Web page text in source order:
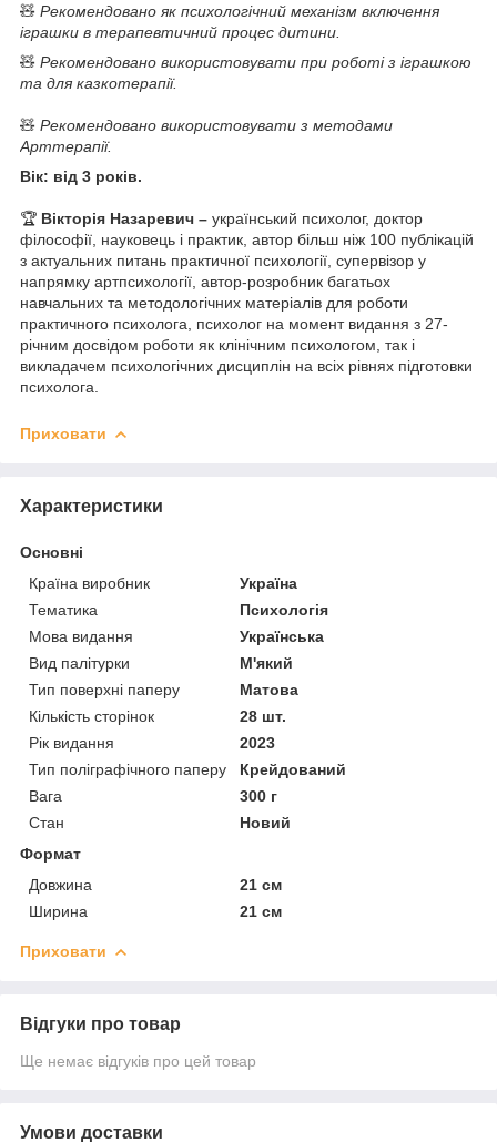
🧸 Рекомендовано як психологічний механізм включення
іграшки в терапевтичний процес дитини.
🧸 Рекомендовано використовувати при роботі з іграшкою
та для казкотерапії.
🧸 Рекомендовано використовувати з методами
Арттерапії.
Вік: від 3 років.
🏆 Вікторія Назаревич – український психолог, доктор
філософії, науковець і практик, автор більш ніж 100 публікацій
з актуальних питань практичної психології, супервізор у
напрямку артпсихології, автор-розробник багатьох
навчальних та методологічних матеріалів для роботи
практичного психолога, психолог на момент видання з 27-
річним досвідом роботи як клінічним психологом, так і
викладачем психологічних дисциплін на всіх рівнях підготовки
психолога.
Приховати
Характеристики
Основні
Країна виробник
Україна
Тематика
Психологія
Мова видання
Українська
Вид палітурки
М'який
Тип поверхні паперу
Матова
Кількість сторінок
28 шт.
Рік видання
2023
Тип поліграфічного паперу
Крейдований
Вага
300 г
Стан
Новий
Формат
Довжина
21 см
Ширина
21 см
Приховати
Відгуки про товар
Ще немає відгуків про цей товар
Умови доставки